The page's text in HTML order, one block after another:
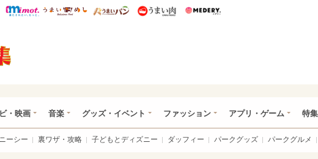
ウレぴあ総研 ディズニー特集
mimot. うまいめし うまいパン うまい肉
・映画 音楽 グッズ・イベント ファッション アプリ・ゲーム 特
ーシー 裏ワザ・攻略 子どもとディズニー ダッフィー パークグッズ パークグルメ